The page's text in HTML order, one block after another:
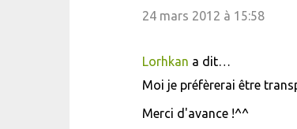
24 mars 2012 à 15:58
Lorhkan a dit…
Moi je préfèrerai être
Merci d'avance !^^